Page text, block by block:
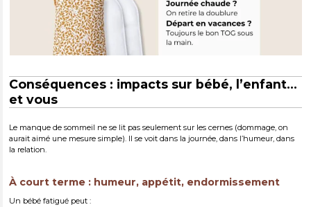
Conséquences : impacts sur bébé, l’enfant…
et vous
Le manque de sommeil ne se lit pas seulement sur les cernes (dommage, on
aurait aimé une mesure simple). Il se voit dans la journée, dans l’humeur, dans
la relation.
À court terme : humeur, appétit, endormissement
Un bébé fatigué peut :